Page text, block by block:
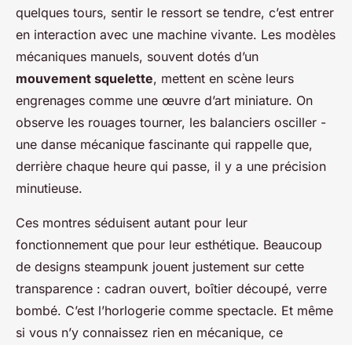
quelques tours, sentir le ressort se tendre, c’est entrer
en interaction avec une machine vivante. Les modèles
mécaniques manuels, souvent dotés d’un
mouvement squelette, mettent en scène leurs
engrenages comme une œuvre d’art miniature. On
observe les rouages tourner, les balanciers osciller -
une danse mécanique fascinante qui rappelle que,
derrière chaque heure qui passe, il y a une précision
minutieuse.
Ces montres séduisent autant pour leur
fonctionnement que pour leur esthétique. Beaucoup
de designs steampunk jouent justement sur cette
transparence : cadran ouvert, boîtier découpé, verre
bombé. C’est l’horlogerie comme spectacle. Et même
si vous n’y connaissez rien en mécanique, ce